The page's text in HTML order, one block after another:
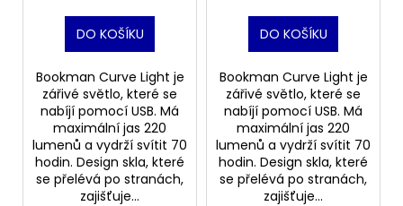
DO KOŠÍKU
Bookman Curve Light je
zářivé světlo, které se
nabíjí pomocí USB. Má
maximální jas 220
lumenů a vydrží svítit 70
hodin. Design skla, které
se přelévá po stranách,
zajišťuje...
DO KOŠÍKU
Bookman Curve Light je
zářivé světlo, které se
nabíjí pomocí USB. Má
maximální jas 220
lumenů a vydrží svítit 70
hodin. Design skla, které
se přelévá po stranách,
zajišťuje...